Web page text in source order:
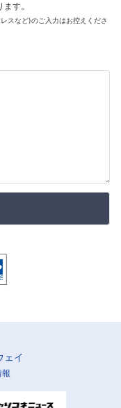
す。
スなど)のご入力はお控えくださ
ェイ